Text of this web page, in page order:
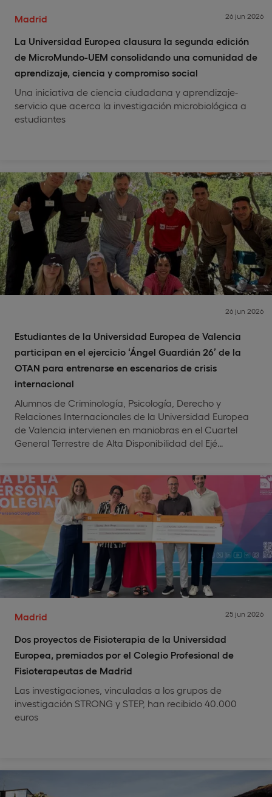
Madrid
La Universidad Europea clausura la segunda edición
de MicroMundo-UEM consolidando una comunidad de
aprendizaje, ciencia y compromiso social
26 jun 2026
Una iniciativa de ciencia ciudadana y aprendizaje-
servicio que acerca la investigación microbiológica a
estudiantes
Estudiantes de la Universidad Europea de Valencia
participan en el ejercicio ‘Ángel Guardián 26’ de la
OTAN para entrenarse en escenarios de crisis
internacional
26 jun 2026
Alumnos de Criminología, Psicología, Derecho y
Relaciones Internacionales de la Universidad Europea
de Valencia intervienen en maniobras en el Cuartel
General Terrestre de Alta Disponibilidad del Ejé…
Madrid
Dos proyectos de Fisioterapia de la Universidad
Europea, premiados por el Colegio Profesional de
Fisioterapeutas de Madrid
25 jun 2026
Las investigaciones, vinculadas a los grupos de
investigación STRONG y STEP, han recibido 40.000
euros